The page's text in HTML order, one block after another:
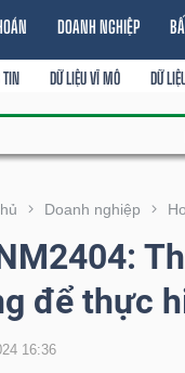
DOANH NGHIỆP
TIN DỮ LIỆU VĨ MÔ DỮ
Doanh nghiệp
để thực
16:36